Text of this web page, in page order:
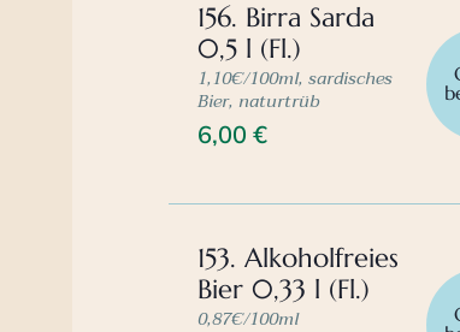
156. Birra Sarda
0,5 l (Fl.)
6,00 €
1,10€/100ml, sardisches
Bier, naturtrüb
153. Alkoholfreies
Bier 0,33 l (Fl.)
0,87€/100ml